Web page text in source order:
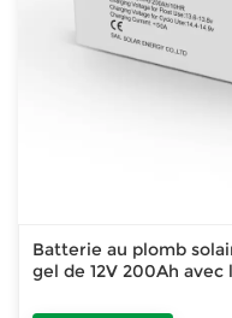
Batterie au plomb
gel de 12V 200Ah avec